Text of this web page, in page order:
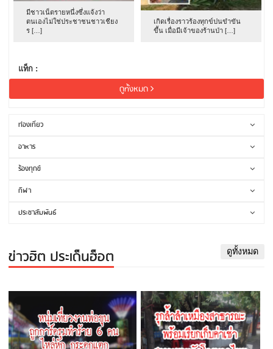
มีชาวเน็ตรายหนึ่งซึ่งแจ้งว่า
ตนเองไม่ใช่ประชาชนชาวเชียง
ร […]
เกิดเรื่องราวร้องทุกข์ปนขำขัน
ขึ้น เมื่อมีเจ้าของร้านป่า […]
แท็ก :
ดูทั้งหมด
ท่องเที่ยว
อาหาร
ร้องทุกข์
กีฬา
ประชาสัมพันธ์
ข่าวฮิต ประเด็นฮ็อต ดูทั้งหมด